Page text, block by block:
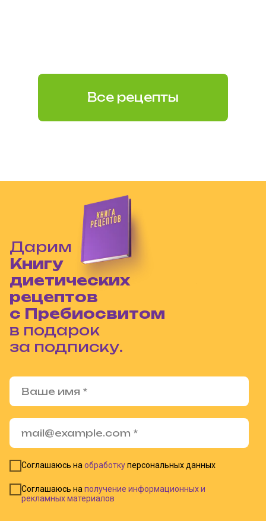
Все рецепты
Соглашаюсь на обработкуперсональных данных
Соглашаюсь на получение информационных и
рекламных материалов
Дарим
Книгу
диетических
рецептов
с Пребиосвитом
в подарок
за подписку.